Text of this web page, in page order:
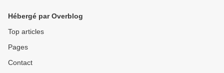
Hébergé par Overblog
Top articles
Pages
Contact